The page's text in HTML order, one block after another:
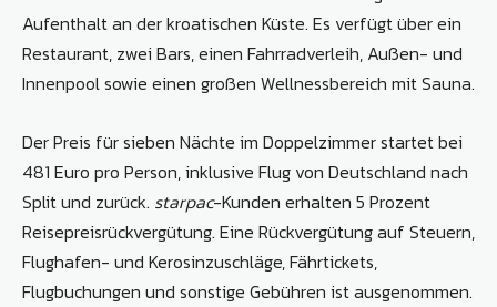
Aufenthalt an der kroatischen Küste. Es verfügt über ein
Restaurant, zwei Bars, einen Fahrradverleih, Außen- und
Innenpool sowie einen großen Wellnessbereich mit Sauna.
Der Preis für sieben Nächte im Doppelzimmer startet bei
481 Euro pro Person, inklusive Flug von Deutschland nach
Split und zurück. starpac-Kunden erhalten 5 Prozent
Reisepreisrückvergütung. Eine Rückvergütung auf Steuern,
Flughafen- und Kerosinzuschläge, Fährtickets,
Flugbuchungen und sonstige Gebühren ist ausgenommen.